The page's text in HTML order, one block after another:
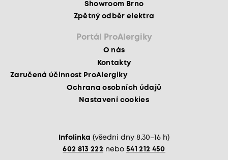
Showroom Brno
Zpětný odběr elektra
Portál ProAlergiky
O nás
Kontakty
Zaručená účinnost ProAlergiky
Ochrana osobních údajů
Nastavení cookies
Infolinka (všední dny 8.30–16 h)
602 813 222 nebo 541 212 450